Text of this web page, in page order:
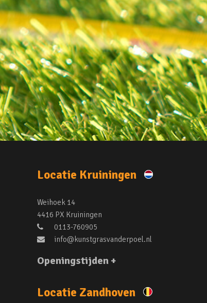
Locatie Kruiningen
Weihoek 14
4416 PX Kruiningen
0113-760905
info@kunstgrasvanderpoel.nl
Openingstijden +
Locatie Zandhoven